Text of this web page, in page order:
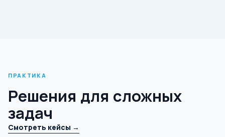
ПРАКТИКА
Решения для сложных
задач
Смотреть кейсы →